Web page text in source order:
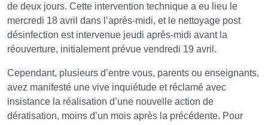
de deux jours. Cette intervention technique a eu lieu le
mercredi 18 avril dans l’après-midi, et le nettoyage post
désinfection est intervenue jeudi après-midi avant la
réouverture, initialement prévue vendredi 19 avril.
Cependant, plusieurs d’entre vous, parents ou enseignants,
avez manifesté une vive inquiétude et réclamé avec
insistance la réalisation d’une nouvelle action de
dératisation, moins d’un mois après la précédente. Pour